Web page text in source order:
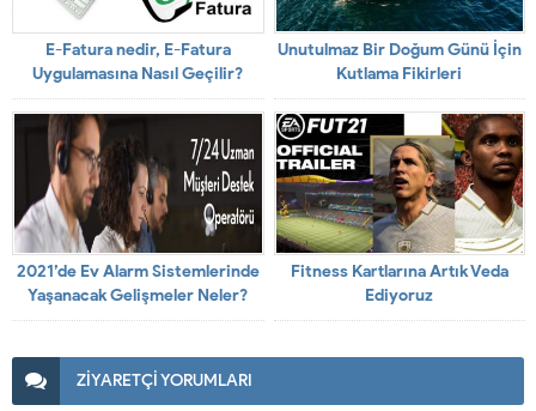
E-Fatura nedir, E-Fatura
Uygulamasına Nasıl Geçilir?
Unutulmaz Bir Doğum Günü İçin
Kutlama Fikirleri
2021’de Ev Alarm Sistemlerinde
Yaşanacak Gelişmeler Neler?
Fitness Kartlarına Artık Veda
Ediyoruz
ZİYARETÇİ YORUMLARI